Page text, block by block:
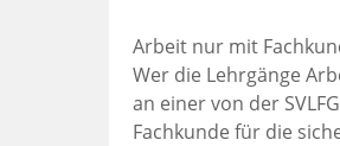
Arbeit nur mit
Wer die Lehrgänge
an einer von der
Fachkunde für die